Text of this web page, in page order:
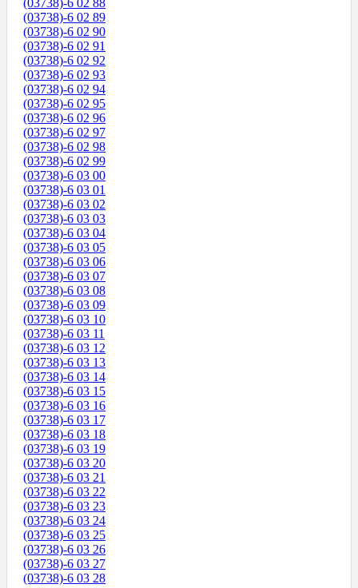
(03738)-6 02 88
(03738)-6 02 89
(03738)-6 02 90
(03738)-6 02 91
(03738)-6 02 92
(03738)-6 02 93
(03738)-6 02 94
(03738)-6 02 95
(03738)-6 02 96
(03738)-6 02 97
(03738)-6 02 98
(03738)-6 02 99
(03738)-6 03 00
(03738)-6 03 01
(03738)-6 03 02
(03738)-6 03 03
(03738)-6 03 04
(03738)-6 03 05
(03738)-6 03 06
(03738)-6 03 07
(03738)-6 03 08
(03738)-6 03 09
(03738)-6 03 10
(03738)-6 03 11
(03738)-6 03 12
(03738)-6 03 13
(03738)-6 03 14
(03738)-6 03 15
(03738)-6 03 16
(03738)-6 03 17
(03738)-6 03 18
(03738)-6 03 19
(03738)-6 03 20
(03738)-6 03 21
(03738)-6 03 22
(03738)-6 03 23
(03738)-6 03 24
(03738)-6 03 25
(03738)-6 03 26
(03738)-6 03 27
(03738)-6 03 28